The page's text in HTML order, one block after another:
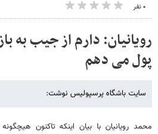
۰ نفر
رویانیان: دارم از جیب به
پول می دهم
سایت باشگاه پرسپولیس نوشت:
محمد رویانیان با بیان اینکه تاکنون